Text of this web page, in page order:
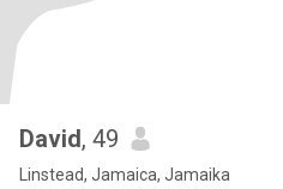
David, 49
Linstead, Jamaica, Jamaika